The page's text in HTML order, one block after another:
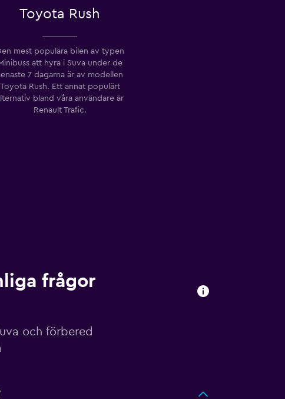
Toyota Rush
mest populära bilen av typen
att hyra i Suva under de
7 dagarna är av modellen
Toyota Rush. Ett annat populärt
bland våra användare är
Renault Trafic.
frågor
och förbered